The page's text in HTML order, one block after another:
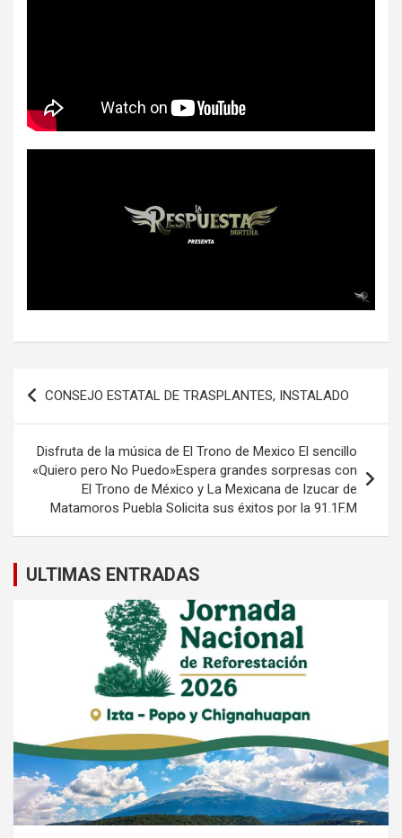
Navegación
de
entradas
CONSEJO ESTATAL DE TRASPLANTES, INSTALADO
Disfruta de la música de El Trono de Mexico El sencillo
«Quiero pero No Puedo»Espera grandes sorpresas con
El Trono de México y La Mexicana de Izucar de
Matamoros Puebla Solicita sus éxitos por la 91.1F.M
ULTIMAS ENTRADAS